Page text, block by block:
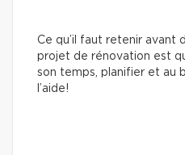
Ce qu’il faut retenir avant
projet de rénovation est
son temps, planifier et au
l’aide!